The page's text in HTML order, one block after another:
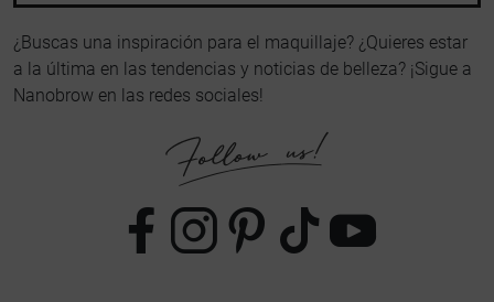
¿Buscas una inspiración para el maquillaje? ¿Quieres estar
a la última en las tendencias y noticias de belleza? ¡Sigue a
Nanobrow en las redes sociales!